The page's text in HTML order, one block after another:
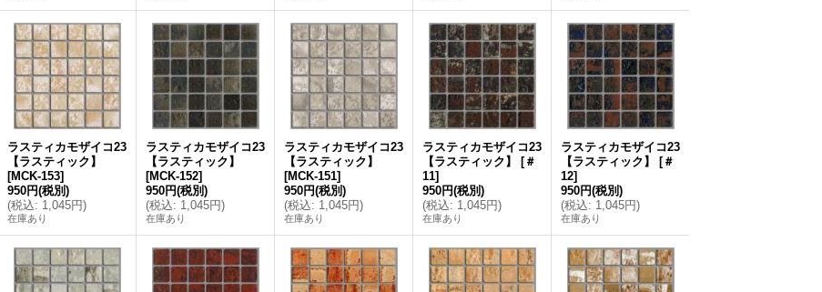
ラスティカモザイコ23
【ラスティック】
[MCK-153]
950円(税別)
(税込: 1,045円)
在庫あり
ラスティカモザイコ23
【ラスティック】
[MCK-152]
950円(税別)
(税込: 1,045円)
在庫あり
ラスティカモザイコ23
【ラスティック】
[MCK-151]
950円(税別)
(税込: 1,045円)
在庫あり
ラスティカモザイコ23
【ラスティック】
[＃
11]
950円(税別)
(税込: 1,045円)
在庫あり
ラスティカモザイコ23
【ラスティック】
[＃
12]
950円(税別)
(税込: 1,045円)
在庫あり